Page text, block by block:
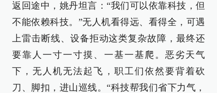
返回途中，姚丹坦言：“我们可以依靠科技，但
不能依赖科技。”无人机看得远、看得全，可遇
上雷击断线、设备拒动这类复杂故障，最终还
要靠人一寸一寸摸、一基一基爬。恶劣天气
下，无人机无法起飞，职工们依然要背着砍
刀、脚扣，进山巡线。“科技帮我们省下力气，